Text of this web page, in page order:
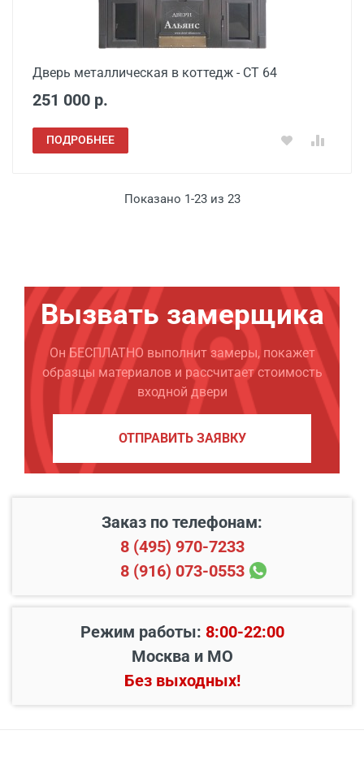
Дверь металлическая в коттедж - СТ 64
251 000 р.
ПОДРОБНЕЕ
Показано 1-23 из 23
Вызвать замерщика
Он БЕСПЛАТНО выполнит замеры, покажет
образцы материалов и рассчитает стоимость
входной двери
ОТПРАВИТЬ ЗАЯВКУ
Заказ по телефонам:
8 (495) 970-7233
8 (916) 073-0553
Режим работы: 8:00-22:00
Москва и МО
Без выходных!